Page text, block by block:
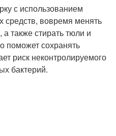
с использованием
вовремя менять
а также стирать тюли и
поможет сохранять
риск неконтролируемого
бактерий.